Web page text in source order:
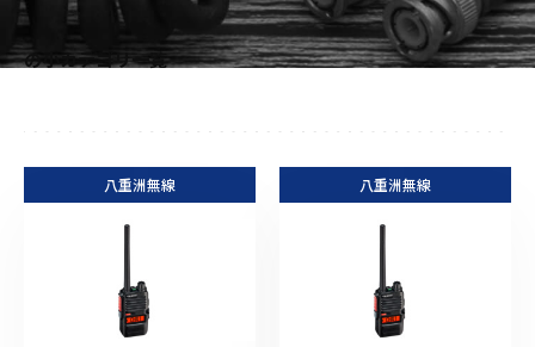
の小カテゴリ一覧
八重洲無線 八重洲無線